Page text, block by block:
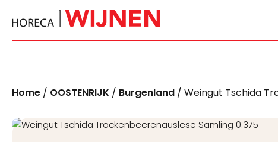
Home / OOSTENRIJK / Burgenland / Weingut Tschida